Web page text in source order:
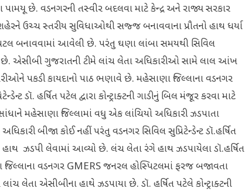
છે. વડનગરની તસ્વીર બદલવા માટે કેન્દ્ર અને રાજ્ય સરકાર
ઉચ્ચ સ્તરીય સુવિધાઓથી સજ્જ બનાવવાના પ્રૌતનો હાથ ધર્યા
બનાવવામાં આવેલી છે. પરંતુ ઘણા લાંબા સમયથી સિવિલ
છે. એસીબી ગુજરાતની ટીમે લાંચ લેતા અધિકારીઓ સામે લાલ આંખ
પકડી કાયદાનો પાઠ ભણાવે છે. મહેસાણા જિલ્લાના વડનગર
ડૉ. હર્ષિત પટેલ દ્વારા કોન્ટ્રાક્ટની ગાડીનું બિલ મંજૂર કરવા માટે
મહેસાણા જિલ્લામાં વધુ એક લાંચિયો અધિકારી ઝડપાતા
બીજા કોઈ નહીં પરંતુ વડનગર સિવિલ સુપ્રિટેન્ડેન્ટ ડૉ.હર્ષિત
ઝડપી લેવામાં આવ્યો છે. લંચ લેતા રંગે હાથ ઝડપાયેલા ડૉ.હર્ષિત
વડનગર GMERS જનરલ હોસ્પિટલમાં ફરજ બજાવતા
લેતા એસીબીના હાથે ઝડપાયા છે. ડૉ. હર્ષિત પટેલે કોન્ટ્રાક્ટની